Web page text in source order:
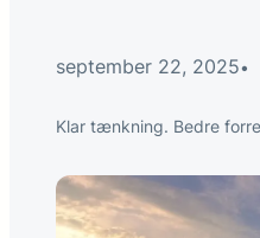
september 22, 2025•
Klar tænkning. Bedre